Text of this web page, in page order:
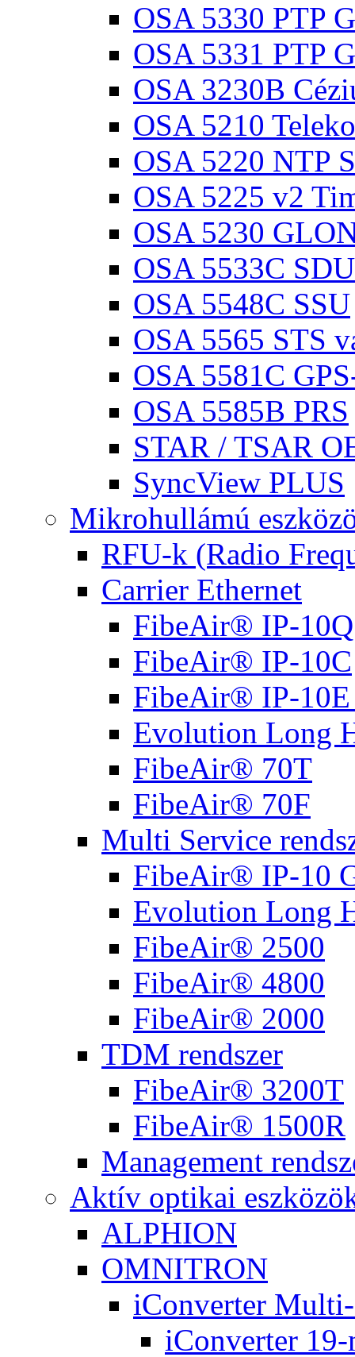
OSA 5330 PTP
OSA 5331 PTP
OSA 3230B
OSA 5210
OSA 5220 NTP
OSA 5225 v2
OSA 5230
OSA 5533C SDU
OSA 5548C SSU
OSA 5565 STS
OSA 5581C
OSA 5585B PRS
STAR / TSAR
SyncView PLUS
Mikrohullámú
RFU-k (Radio
Carrier Ethernet
FibeAir® IP-10Q
FibeAir® IP-10C
FibeAir® IP-10E
Evolution Long
FibeAir® 70T
FibeAir® 70F
Multi Service
FibeAir® IP-10
Evolution Long
FibeAir® 2500
FibeAir® 4800
FibeAir® 2000
TDM rendszer
FibeAir® 3200T
FibeAir® 1500R
Management
Aktív optikai
ALPHION
OMNITRON
iConverter
iConverter